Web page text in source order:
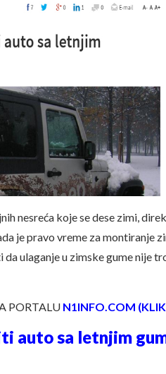
nesreća koje se dese zimi,
je pravo vreme za montiranje
ulaganje u zimske gume nije
PORTALU N1INFO.COM
auto sa letnjim